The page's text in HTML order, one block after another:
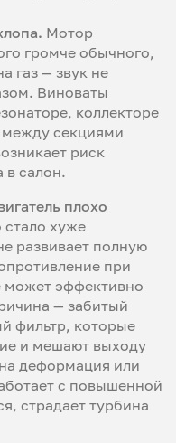
Мотор
громче обычного,
газ — звук не
Виноваты
коллекторе
секциями
риск
в салон.
плохо
стало хуже
развивает полную
при
может эффективно
— забитый
фильтр, которые
и мешают выходу
деформация или
с повышенной
страдает турбина